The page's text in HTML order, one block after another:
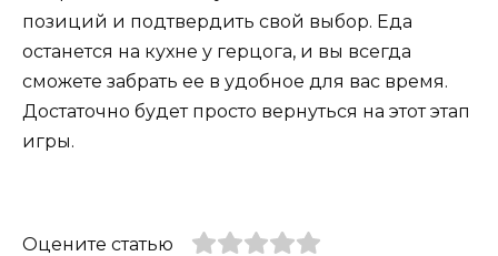
позиций и подтвердить свой выбор. Еда
останется на кухне у герцога, и вы всегда
сможете забрать ее в удобное для вас время.
Достаточно будет просто вернуться на этот этап
игры.
Оцените статью